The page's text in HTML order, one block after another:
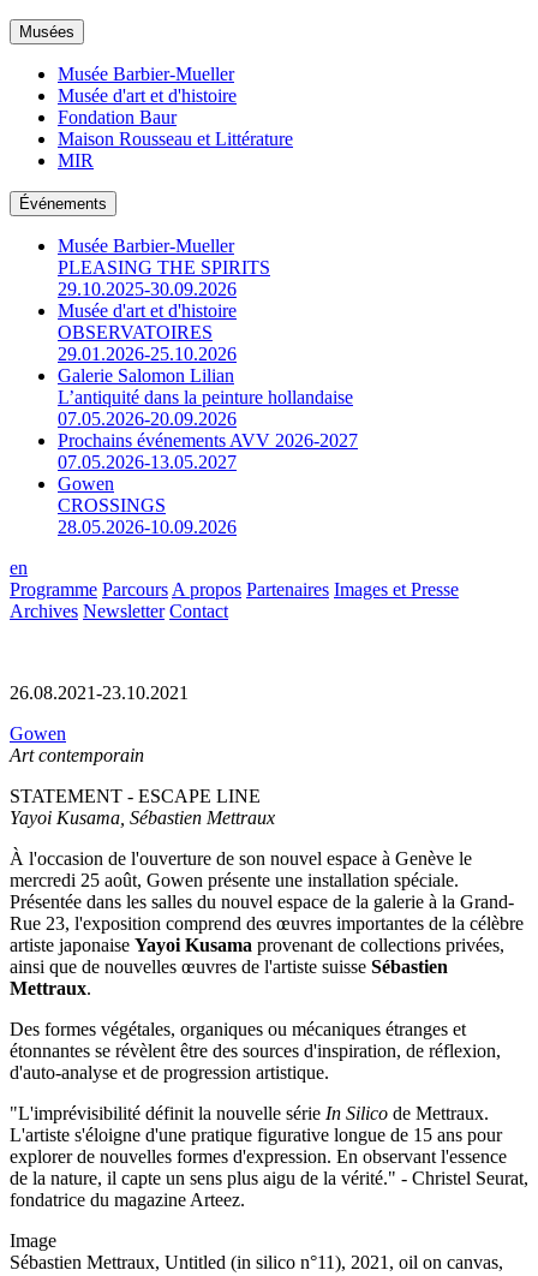
Musées
Musée Barbier-Mueller
Musée d'art et d'histoire
Fondation Baur
Maison Rousseau et Littérature
MIR
Événements
Musée Barbier-Mueller
PLEASING THE SPIRITS
29.10.2025-30.09.2026
Musée d'art et d'histoire
OBSERVATOIRES
29.01.2026-25.10.2026
Galerie Salomon Lilian
L’antiquité dans la peinture hollandaise
07.05.2026-20.09.2026
Prochains événements AVV 2026-2027
07.05.2026-13.05.2027
Gowen
CROSSINGS
28.05.2026-10.09.2026
en
Programme Parcours A propos Partenaires Images et Presse
Archives Newsletter Contact
26.08.2021-23.10.2021
Gowen
Art contemporain
STATEMENT - ESCAPE LINE
Yayoi Kusama, Sébastien Mettraux
À l'occasion de l'ouverture de son nouvel espace à Genève le
mercredi 25 août, Gowen présente une installation spéciale.
Présentée dans les salles du nouvel espace de la galerie à la Grand-
Rue 23, l'exposition comprend des œuvres importantes de la célèbre
artiste japonaise Yayoi Kusama provenant de collections privées,
ainsi que de nouvelles œuvres de l'artiste suisse Sébastien
Mettraux.
Des formes végétales, organiques ou mécaniques étranges et
étonnantes se révèlent être des sources d'inspiration, de réflexion,
d'auto-analyse et de progression artistique.
"L'imprévisibilité définit la nouvelle série In Silico de Mettraux.
L'artiste s'éloigne d'une pratique figurative longue de 15 ans pour
explorer de nouvelles formes d'expression. En observant l'essence
de la nature, il capte un sens plus aigu de la vérité." - Christel Seurat,
fondatrice du magazine Arteez.
Image
Sébastien Mettraux, Untitled (in silico n°11), 2021, oil on canvas,